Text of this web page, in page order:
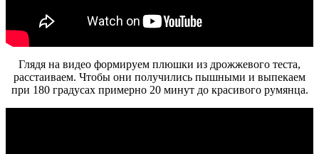
Глядя на видео формируем плюшки из дрожжевого теста,
расстаиваем. Чтобы они получились пышными и выпекаем
при 180 градусах примерно 20 минут до красивого румянца.